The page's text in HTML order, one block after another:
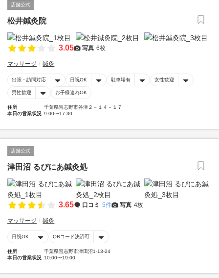
店舗公式
松井鍼灸院
3.05 写真 6枚
マッサージ 鍼灸
出張・訪問対応 日祝OK 駐車場有 女性歓迎
男性歓迎 お子様連れOK
住所
千葉県習志野市谷津２－１４－１７
本日の営業状況 9:00〜17:30
店舗公式
津田沼 るぴにあ鍼灸処
3.65 口コミ 5件 写真 4枚
マッサージ 鍼灸
日祝OK QRコード決済可
住所
千葉県習志野市津田沼1-13-24
本日の営業状況 10:00〜19:00